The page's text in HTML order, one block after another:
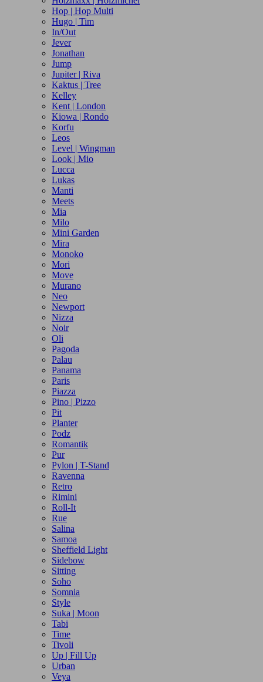
Hop | Hop Multi
Hugo | Tim
In/Out
Jever
Jonathan
Jump
Jupiter | Riva
Kaktus | Tree
Kelley
Kent | London
Kiowa | Rondo
Korfu
Leos
Level | Wingman
Look | Mio
Lucca
Lukas
Manti
Meets
Mia
Milo
Mini Garden
Mira
Monoko
Mori
Move
Murano
Neo
Newport
Nizza
Noir
Oli
Pagoda
Palau
Panama
Paris
Piazza
Pino | Pizzo
Pit
Planter
Podz
Romantik
Pur
Pylon | T-Stand
Ravenna
Retro
Rimini
Roll-It
Rue
Salina
Samoa
Sheffield Light
Sidebow
Sitting
Soho
Somnia
Style
Suka | Moon
Tabi
Time
Tivoli
Up | Fill Up
Urban
Veya